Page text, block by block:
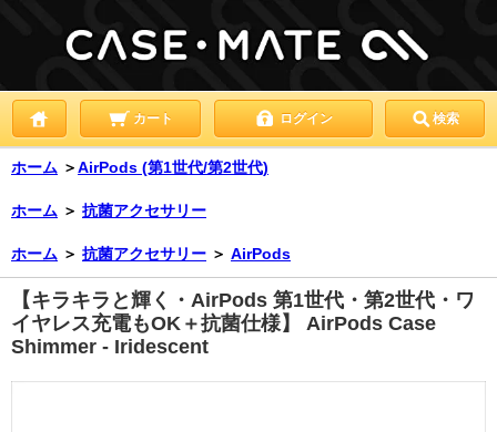
カート ログイン 検索
ホーム ＞AirPods (第1世代/第2世代)
ホーム ＞ 抗菌アクセサリー
ホーム ＞ 抗菌アクセサリー ＞ AirPods
【キラキラと輝く・AirPods 第1世代・第2世代・ワ
イヤレス充電もOK＋抗菌仕様】 AirPods Case
Shimmer - Iridescent